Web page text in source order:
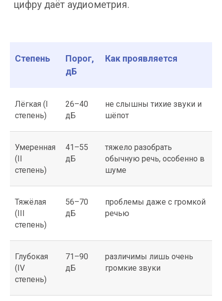
Степень
Порог,
дБ
Как проявляется
Лёгкая (I
степень)
26–40
дБ
не слышны тихие звуки и
шёпот
Умеренная
(II
степень)
41–55
дБ
тяжело разобрать
обычную речь, особенно в
шуме
Тяжёлая
(III
степень)
56–70
дБ
проблемы даже с громкой
речью
Глубокая
(IV
степень)
71–90
дБ
различимы лишь очень
громкие звуки
и восстановление
слуха
вернуть.
Методы лечения подбирают под
тип тугоухости.
Лечение тугоухости
бывает консервативным и хирургическим;
конкретные методы лечения выбирают
случаев тугоухость может уйти полностью.
В нашем медицинском центре маршрут
выстраивают по результатам диагностики.
лечат препаратами — слух
восстанавливается за дни. После
удаления серной пробки
отосклерозе, повреждении слуховых
косточек или холестеатоме помогает
хирургическое вмешательство; иногда
устанавливают протез косточки.
Слуховой аппарат.При стойкой